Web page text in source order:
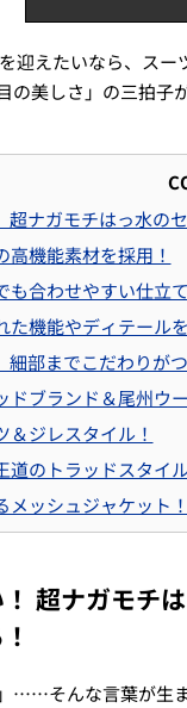
迎えたいなら、ス
の美しさ」の三拍子
超ナガモチはっ水の
機能素材を採用！
も合わせやすい仕立て
た機能やディテール
細部までこだわりが
ドブランド＆尾州ウ
＆ジレスタイル！
のトラッドスタイル
ッシュジャケット！
超ナガモチ
……そんな言葉が生